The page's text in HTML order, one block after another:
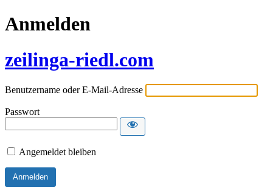
Anmelden
zeilinga-riedl.com
Benutzername oder E-Mail-Adresse
Passwort
Angemeldet bleiben